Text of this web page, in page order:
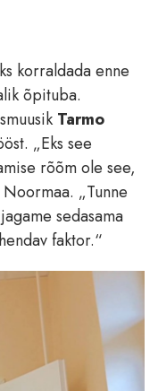
korraldada enne
õpituba.
Tarmo
„Eks see
rõõm ole see,
„Tunne
sedasama
faktor.“